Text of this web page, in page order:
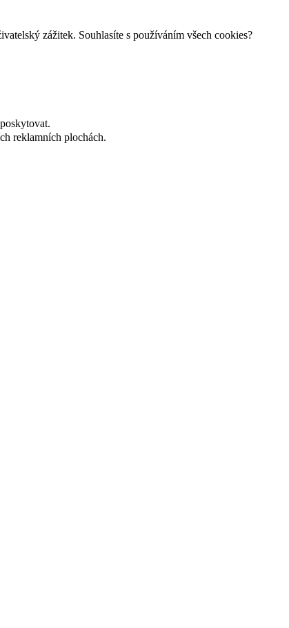
zážitek. Souhlasíte s používáním všech cookies?
reklamních plochách.